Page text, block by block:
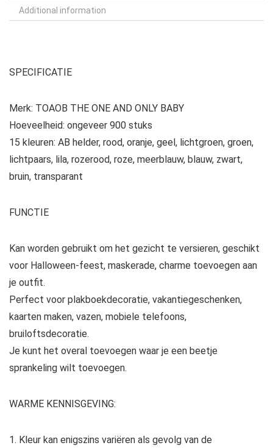
Additional information
SPECIFICATIE
Merk: TOAOB THE ONE AND ONLY BABY
Hoeveelheid: ongeveer 900 stuks
15 kleuren: AB helder, rood, oranje, geel, lichtgroen, groen,
lichtpaars, lila, rozerood, roze, meerblauw, blauw, zwart,
bruin, transparant
FUNCTIE
Kan worden gebruikt om het gezicht te versieren, geschikt
voor Halloween-feest, maskerade, charme toevoegen aan
je outfit.
Perfect voor plakboekdecoratie, vakantiegeschenken,
kaarten maken, vazen, mobiele telefoons,
bruiloftsdecoratie.
Je kunt het overal toevoegen waar je een beetje
sprankeling wilt toevoegen.
WARME KENNISGEVING:
1. Kleur kan enigszins variëren als gevolg van de